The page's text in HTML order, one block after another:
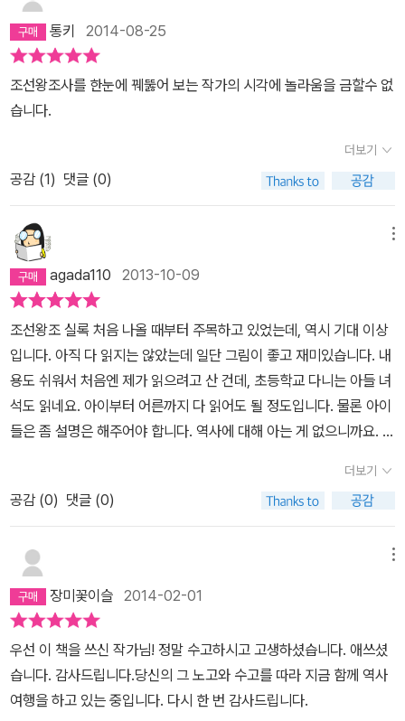
이현세, 이이화샘의 역사만화책들과 비교해서 어느게 재밌냐고 했더
니 조선왕조실록이 제일 재밌단다. 물론 신간이라 그렇겠지?
기록만으로 쉽게 이해할 수 없는 역사적 사건들에 대해서 작가의 해
석을 통해 일반인들이 쉽게 이해할 수 있도록 설명해 주고 있다. 만화
라는 형식을 통해 친근하게 다가가고 작가의 노력을 통해 쉽게 설명
하기 때문에 누구나 쉽게 조선의 왕조사를 따라갈 수 있다.만화라고
무시하지 마라 !!! 우리나라는 특히 만화에 대한 인식이 낮다. 저급한
만화들에 대한 인식은 한심한 수준이다. 그래서 이 책 또한 만화라는
나도 처음에는 중학생 아들을 위해 전집을 구입했지만 결국은 내가
빠져서 읽어버렸다. 절대로 저급하지 않고 내용의 깊이가 그 어떤 인
문서적 보다 뛰어나다. 이런 전집은 반드시 책장에 두고 두고 읽어야
한다. 강추 !!!
통키 2014-08-25
조선왕조사를 한눈에 꿰뚫어 보는 작가의 시각에 놀라움을 금할수 없
습니다.
더보기
공감 (1) 댓글 (0)
agada110 2013-10-09
조선왕조 실록 처음 나올 때부터 주목하고 있었는데, 역시 기대 이상
입니다. 아직 다 읽지는 않았는데 일단 그림이 좋고 재미있습니다. 내
용도 쉬워서 처음엔 제가 읽으려고 산 건데, 초등학교 다니는 아들 녀
석도 읽네요. 아이부터 어른까지 다 읽어도 될 정도입니다. 물론 아이
들은 좀 설명은 해주어야 합니다. 역사에 대해 아는 게 없으니까요. 엄
터 읽고 있고요. 책장에 박스채 올려 놓으니 더 멋있습니다. 집에 오는
사람마다 책에 대해 물어보네요. 만화책으로 읽으니 부담은 없고, 그
래도 수준은 안 떨어지고, 가격도 행사할 때 사서 기분 완전 좋습니다.
두고두고 오래 볼 거 같습니다.
더보기
공감 (0) 댓글 (0)
장미꽃이슬 2014-02-01
우선 이 책을 쓰신 작가님! 정말 수고하시고 고생하셨습니다. 애쓰셨
습니다. 감사드립니다.당신의 그 노고와 수고를 따라 지금 함께 역사
여행을 하고 있는 중입니다. 다시 한 번 감사드립니다.